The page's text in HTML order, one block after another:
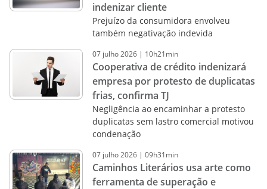
indenizar cliente
Prejuízo da consumidora envolveu
também negativação indevida
07 julho2026 | 10h21min
Cooperativa de crédito indenizará
empresa por protesto de duplicatas
frias, confirma TJ
Negligência ao encaminhar a protesto
duplicatas sem lastro comercial motivou
condenação
07 julho2026 | 09h31min
Caminhos Literários usa arte como
ferramenta de superação e